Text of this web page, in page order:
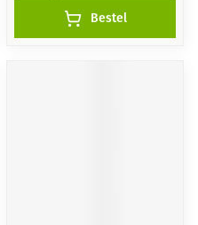
Bestel